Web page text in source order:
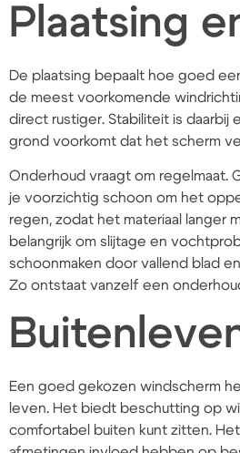
Plaatsing
De plaatsing bepaalt hoe goed
de meest voorkomende
direct rustiger. Stabiliteit is
grond voorkomt dat het scherm
Onderhoud vraagt om regelmaat.
je voorzichtig schoon om het
regen, zodat het materiaal langer
belangrijk om slijtage en
schoonmaken door vallend blad
Zo ontstaat vanzelf een
Een goed gekozen windscherm
leven. Het biedt beschutting op
comfortabel buiten kunt zitten.